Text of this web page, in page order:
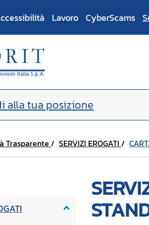
Lavoro CyberScams
alla tua posizione
Trasparente SERVIZI EROGATI